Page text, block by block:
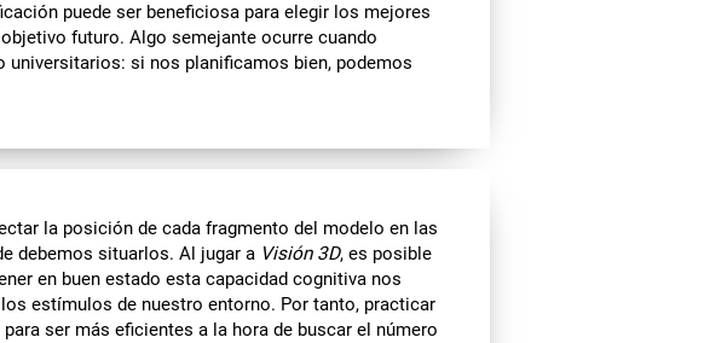
puede ser beneficiosa para elegir los mejores
futuro. Algo semejante ocurre cuando
universitarios: si nos planificamos bien, podemos
la posición de cada fragmento del modelo en las
debemos situarlos. Al jugar a Visión 3D, es posible
en buen estado esta capacidad cognitiva nos
estímulos de nuestro entorno. Por tanto, practicar
ser más eficientes a la hora de buscar el número